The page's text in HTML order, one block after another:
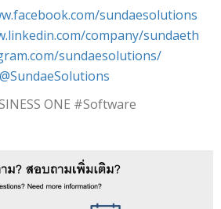
sundaesolutions
company/sundaeth
sundaesolutions/
ONE #Software